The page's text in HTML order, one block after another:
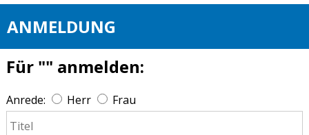
ANMELDUNG
Für "" anmelden:
Anrede: Herr Frau